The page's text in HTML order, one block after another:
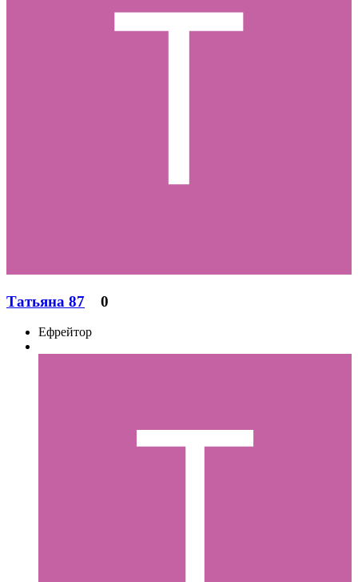
Татьяна 87 0
Ефрейтор